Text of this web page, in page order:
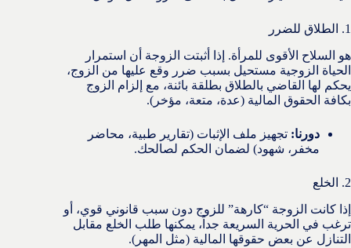
1. الطلاق للضرر
هو السلاح الأقوى للمرأة. إذا أثبتت الزوجة أن استمرار
الحياة الزوجية مستحيل بسبب ضرر وقع عليها من الزوج،
يحكم لها القاضي بالطلاق بطلقة بائنة، مع إلزام الزوج
بكافة الحقوق المالية (عدة، متعة، مؤخر).
دورنا: تجهيز ملف الإثبات (تقارير طبية، محاضر
مخفر، شهود) لضمان الحكم لصالحك.
2. الخلع
إذا كانت الزوجة “كارهة” للزوج دون سبب قانوني قوي، أو
ترغب في الحرية السريعة جداً، يمكنها طلب الخلع مقابل
التنازل عن بعض حقوقها المالية (مثل المهر).